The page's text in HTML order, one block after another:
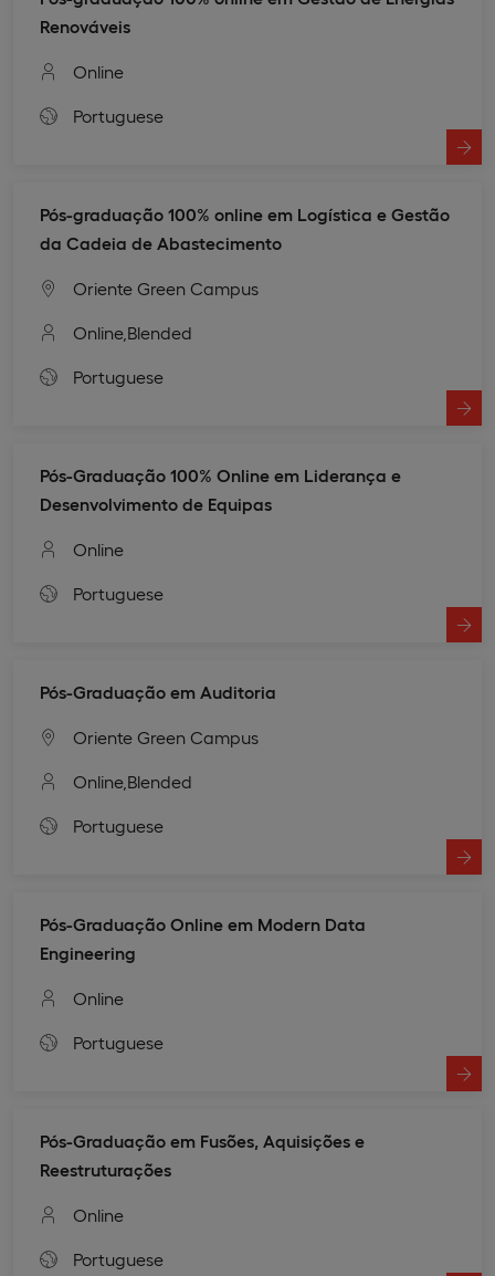
Renováveis
Online
Portuguese
Pós-graduação 100% online em Logística e Gestão
da Cadeia de Abastecimento
Oriente Green Campus
Online, Blended
Portuguese
Pós-Graduação 100% Online em Liderança e
Desenvolvimento de Equipas
Online
Portuguese
Pós-Graduação em Auditoria
Oriente Green Campus
Online, Blended
Portuguese
Pós-Graduação Online em Modern Data
Engineering
Online
Portuguese
Pós-Graduação em Fusões, Aquisições e
Reestruturações
Online
Portuguese